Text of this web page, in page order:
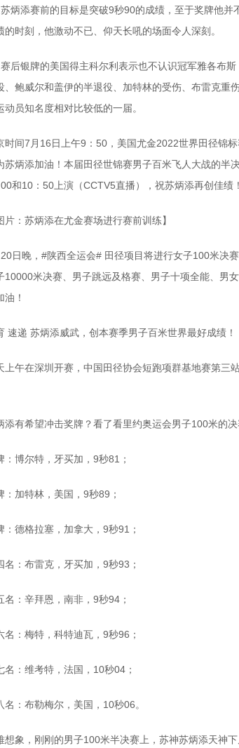
炳添赛前的目标是突破9秒90的成绩，至于奖牌他
的时刻，他激动不已、仰天长吼的场面令人深刻。
后银牌的美国得主科尔利表示也不认识冠军雅各布
、鲍威尔和盖伊的半退役、加特林的受伤、布雷克重
动员知名度相对比较低的一届。
时间7月16日上午9：50，美国尤金2022世界田径锦
苏炳添加油！本届田径世锦赛男子百米飞人大战的半
和10：50上演（CCTV5直播），祝苏炳添再创佳绩！
片：苏炳添在尤金赛场进行赛前训练】
日晚，#陕西全运会# 田径项目将进行女子100米决
10000米决赛、男子跳远及格赛、男子十项全能、男
！
速递 苏炳添威武，创本赛季男子百米世界最好成绩！
上午在深圳开赛，中国田径协会短跑项群基地赛第三
添有希望冲击奖牌？看了看里约奥运会男子100米的
：博尔特，牙买加，9秒81；
：加特林，美国，9秒89；
：德格拉塞，加拿大，9秒91；
名：布雷克，牙买加，9秒93；
名：辛拜恩，南非，9秒94；
名：梅特，科特迪瓦，9秒96；
名：维考特，法国，10秒04；
名：布勒梅尔，美国，10秒06。
想象，刚刚的男子100米半决赛上，苏神苏炳添天神